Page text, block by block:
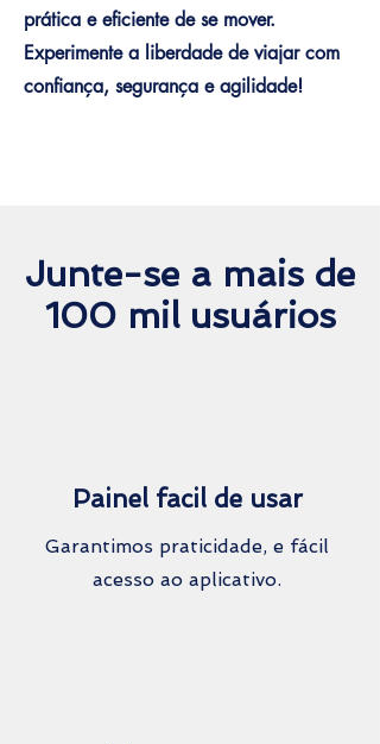
prática e eficiente de se mover.
Experimente a liberdade de viajar com
confiança, segurança e agilidade!
Junte-se a mais de
100 mil usuários
Painel facil de usar
Garantimos praticidade, e fácil
acesso ao aplicativo.